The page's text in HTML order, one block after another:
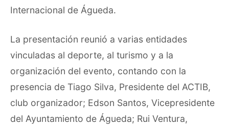
Internacional de Águeda.
La presentación reunió a varias entidades
vinculadas al deporte, al turismo y a la
organización del evento, contando con la
presencia de Tiago Silva, Presidente del ACTIB,
club organizador; Edson Santos, Vicepresidente
del Ayuntamiento de Águeda; Rui Ventura,